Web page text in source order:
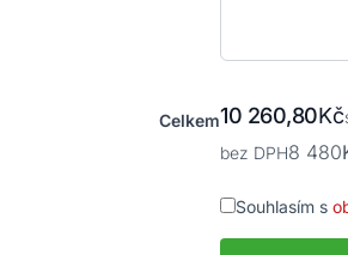
Celkem10 260,80Kč
bez DPH8 480
Souhlasím s